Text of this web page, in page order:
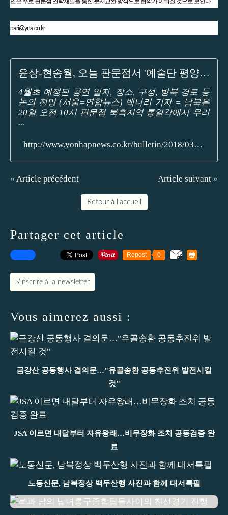
nari@yna.co.kr
윤상-현송월, 오늘 판문점서 '예술단 평양공연' 실무접촉
4월초 예정된 공연 일자, 장소, 구성, 방북 경로 등
논의 전망 (서울=연합뉴스) 백나리 기자 = 남북은
20일 오전 10시 판문점 북측지역 통일각에서 우리
...
http://www.yonhapnews.co.kr/bulletin/2018/03/19/0200000000AKR20180319163800014.HTML
« Article précédent Article suivant »
Retour à l'accueil
Partager cet article
Repost 0
S'inscrire à la newsletter
Vous aimerez aussi :
금강산 공동행사 결의문…"유골송환 공동추진위 발전시킬
것"
JSA 이르면 내달부터 자유왕래…비무장화 조치 공동검증 완
료
노동신문, 남북정상 백두산행 사진과 함께 대서특필